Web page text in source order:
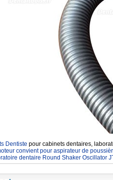
Dentiste pour cabinets dentaires,
convient pour aspirateur de
dentaire Round Shaker Oscillator